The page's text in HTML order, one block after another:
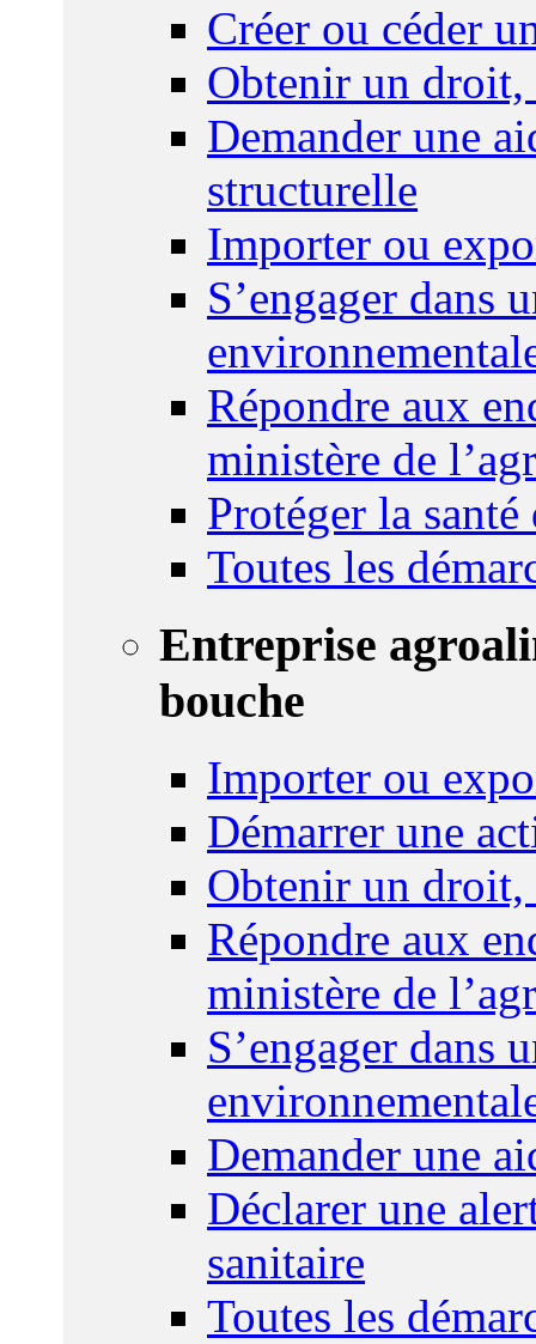
Créer ou céder
Obtenir un droit,
Demander une
structurelle
Importer ou
S’engager dans
Répondre aux
ministère de
Protéger la
Toutes les
Entreprise
bouche
Importer ou
Démarrer une
Obtenir un droit,
Répondre aux
ministère de
S’engager dans
Demander une
Déclarer une
sanitaire
Toutes les